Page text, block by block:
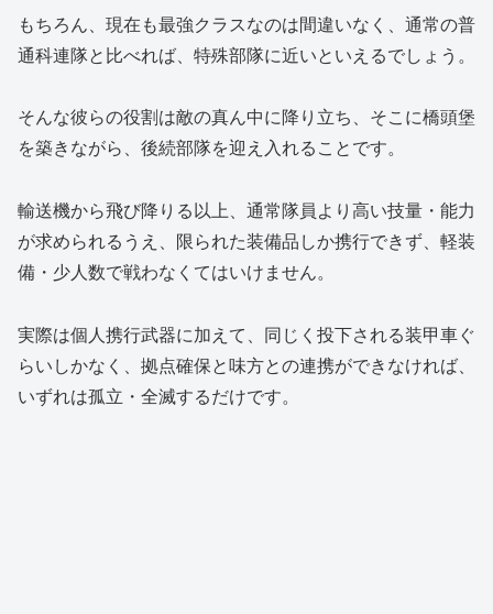
もちろん、現在も最強クラスなのは間違いなく、通常の普
通科連隊と比べれば、特殊部隊に近いといえるでしょう。
そんな彼らの役割は敵の真ん中に降り立ち、そこに橋頭堡
を築きながら、後続部隊を迎え入れることです。
輸送機から飛び降りる以上、通常隊員より高い技量・能力
が求められるうえ、限られた装備品しか携行できず、軽装
備・少人数で戦わなくてはいけません。
実際は個人携行武器に加えて、同じく投下される装甲車ぐ
らいしかなく、拠点確保と味方との連携ができなければ、
いずれは孤立・全滅するだけです。